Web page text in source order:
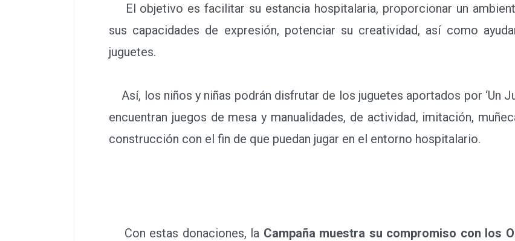
El objetivo es facilitar su estancia hospitalaria, proporcionar un
sus capacidades de expresión, potenciar su creatividad, así como
juguetes.
Así, los niños y niñas podrán disfrutar de los juguetes aportados por ‘Un
encuentran juegos de mesa y manualidades, de actividad, imitación,
construcción con el fin de que puedan jugar en el entorno hospitalario.
Con estas donaciones, la Campaña muestra su compromiso con los